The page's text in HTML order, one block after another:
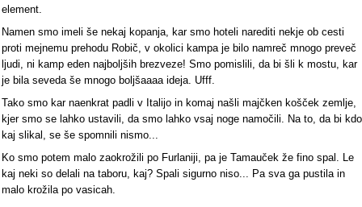
element.
Namen smo imeli še nekaj kopanja, kar smo hoteli narediti nekje ob cesti
proti mejnemu prehodu Robič, v okolici kampa je bilo namreč mnogo preveč
ljudi, ni kamp eden najboljših brezveze! Smo pomislili, da bi šli k mostu, kar
je bila seveda še mnogo boljšaaaa ideja. Ufff.
Tako smo kar naenkrat padli v Italijo in komaj našli majčken košček zemlje,
kjer smo se lahko ustavili, da smo lahko vsaj noge namočili. Na to, da bi kdo
kaj slikal, se še spomnili nismo...
Ko smo potem malo zaokrožili po Furlaniji, pa je Tamauček že fino spal. Le
kaj neki so delali na taboru, kaj? Spali sigurno niso... Pa sva ga pustila in
malo krožila po vasicah.